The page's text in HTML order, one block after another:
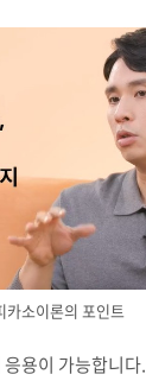
카소이론의 포인트
용이 가능합니다.